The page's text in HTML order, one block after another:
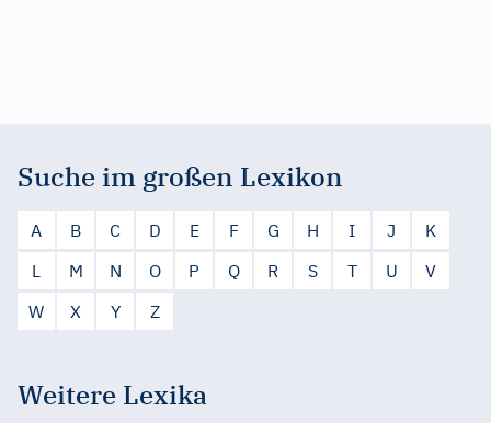
Suche im großen Lexikon
A B C D E F G H I J
K
L
M N O P Q R S T U
V
W
X Y Z
Weitere Lexika